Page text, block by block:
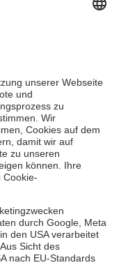
Hilfe e.V.